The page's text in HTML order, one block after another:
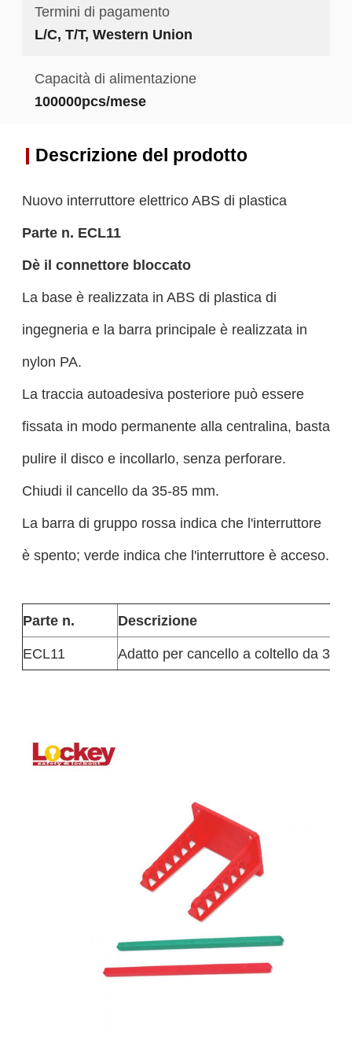
Termini di pagamento
L/C, T/T, Western Union
Capacità di alimentazione
100000pcs/mese
Descrizione del prodotto
Nuovo interruttore elettrico ABS di plastica
Parte n. ECL11
Dè il connettore bloccato
La base è realizzata in ABS di plastica di
ingegneria e la barra principale è realizzata in
nylon PA.
La traccia autoadesiva posteriore può essere
fissata in modo permanente alla centralina, basta
pulire il disco e incollarlo, senza perforare.
Chiudi il cancello da 35-85 mm.
La barra di gruppo rossa indica che l'interruttore
è spento; verde indica che l'interruttore è acceso.
Parte n.
Descrizione
ECL11
Adatto per cancello a coltello da 35-